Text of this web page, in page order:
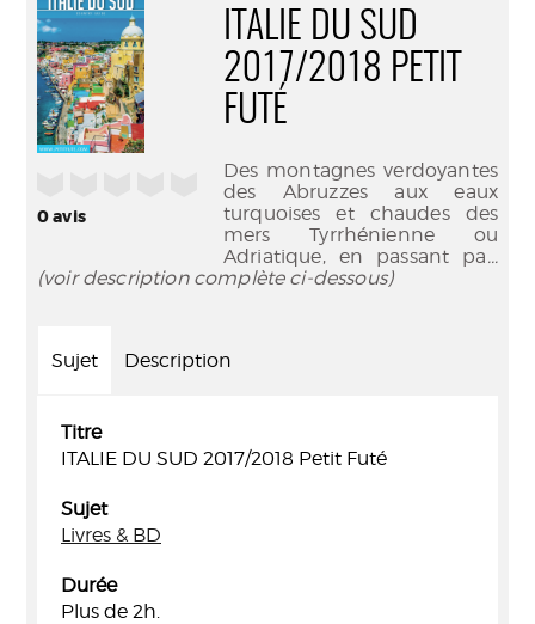
0avis
ITALIE DU SUD
2017/2018 PETIT
FUTÉ
Des montagnes verdoyantes
des Abruzzes aux eaux
turquoises et chaudes des
mers Tyrrhénienne ou
Adriatique, en passant pa...
(voir description complète ci-dessous)
Sujet Description
Titre
ITALIE DU SUD 2017/2018 Petit Futé
Sujet
Livres & BD
Durée
Plus de 2h.